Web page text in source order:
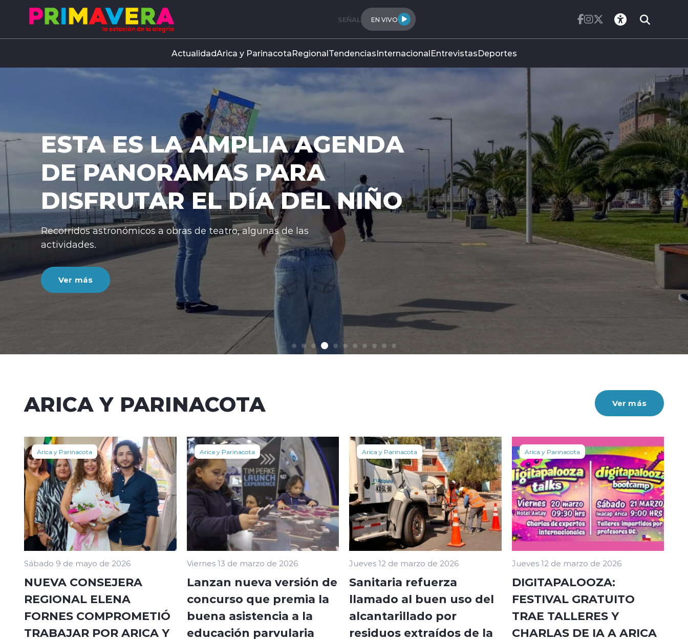
SEÑAL EN VIVO
ActualidadArica y ParinacotaRegionalTendenciasInternacionalEntrevistasDeportes
ESTA ES LA AMPLIA AGENDA
DE PANORAMAS PARA
DISFRUTAR EL DÍA DEL NIÑO
Recorridos astronómicos a obras de teatro, algunas de las
actividades.
Ver más
ARICA Y PARINACOTA Ver más
Arica y Parinacota
Sábado 9 de mayo de 2026
NUEVA CONSEJERA
REGIONAL ELENA
FORNES COMPROMETIÓ
TRABAJAR POR ARICA Y
Arica y Parinacota
Viernes 13 de marzo de 2026
Lanzan nueva versión de
concurso que premia la
buena asistencia a la
educación parvularia
Arica y Parinacota
Jueves 12 de marzo de 2026
Sanitaria refuerza
llamado al buen uso del
alcantarillado por
residuos extraídos de la
Arica y Parinacota
Jueves 12 de marzo de 2026
DIGITAPALOOZA:
FESTIVAL GRATUITO
TRAE TALLERES Y
CHARLAS DE IA A ARICA